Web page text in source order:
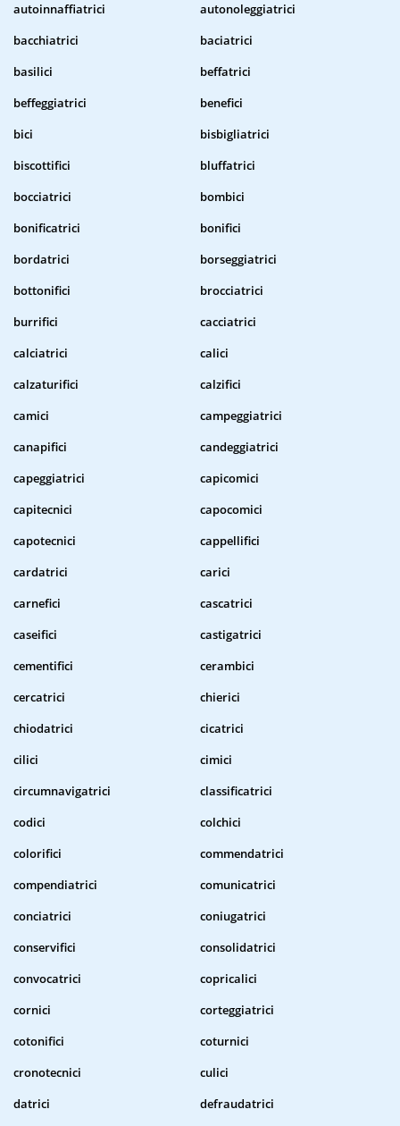
autoinnaffiatrici
autonoleggiatrici
bacchiatrici
baciatrici
basilici
beffatrici
beffeggiatrici
benefici
bici
bisbigliatrici
biscottifici
bluffatrici
bocciatrici
bombici
bonificatrici
bonifici
bordatrici
borseggiatrici
bottonifici
brocciatrici
burrifici
cacciatrici
calciatrici
calici
calzaturifici
calzifici
camici
campeggiatrici
canapifici
candeggiatrici
capeggiatrici
capicomici
capitecnici
capocomici
capotecnici
cappellifici
cardatrici
carici
carnefici
cascatrici
caseifici
castigatrici
cementifici
cerambici
cercatrici
chierici
chiodatrici
cicatrici
cilici
cimici
circumnavigatrici
classificatrici
codici
colchici
colorifici
commendatrici
compendiatrici
comunicatrici
conciatrici
coniugatrici
conservifici
consolidatrici
convocatrici
copricalici
cornici
corteggiatrici
cotonifici
coturnici
cronotecnici
culici
datrici
defraudatrici